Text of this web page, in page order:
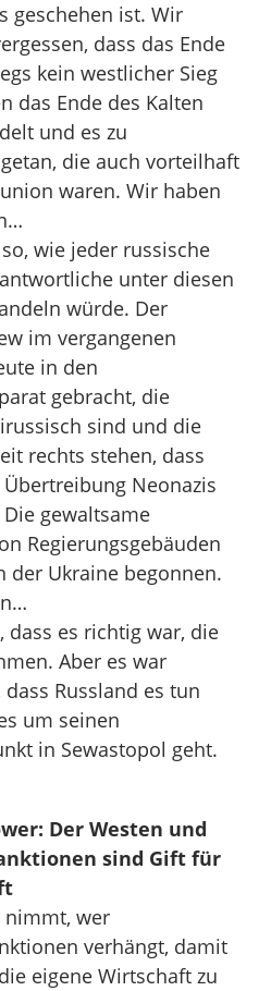
geschehen ist. Wir
dass das Ende
kein westlicher Sieg
das Ende des Kalten
und es zu
die auch vorteilhaft
waren. Wir haben
wie jeder russische
unter diesen
würde. Der
im vergangenen
in den
gebracht, die
sind und die
rechts stehen, dass
Neonazis
gewaltsame
Regierungsgebäuden
der Ukraine begonnen.
dass es richtig war, die
Aber es war
Russland es tun
um seinen
in Sewastopol geht.
Der Westen und
sind Gift für
nimmt, wer
verhängt, damit
eigene Wirtschaft zu